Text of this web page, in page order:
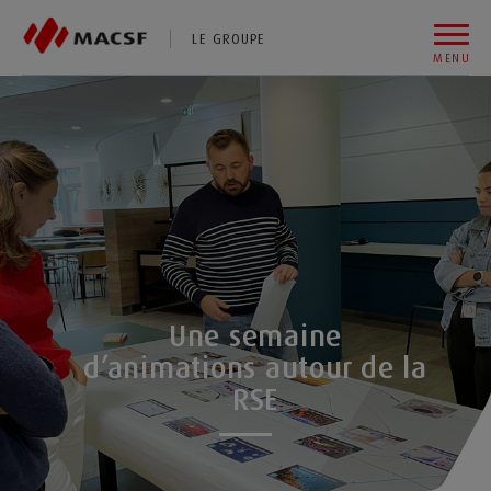
Aller au contenu
Aller au premier menu de navigation
Aller à la recherche
Vous êtes sur le site de MACSF
LE GROUPE
MENU
Une semaine
d’animations autour de la
RSE